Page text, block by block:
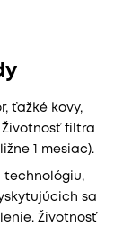
ťažké kovy,
filtra
1 mesiac).
technológiu,
sa
Životnosť